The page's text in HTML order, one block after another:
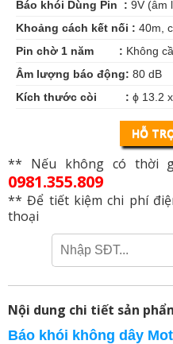
Báo khói Dùng Pin : 9V (âm
Khoảng cách kết nối : 40m,
Pin chờ 1 năm : Không
Âm lượng báo động: 80 dB
Kích thước còi : ϕ 13.2
HỖ
** Nếu không có thời
0981.355.809
** Để tiết kiệm chi phí
thoại
Nội dung chi tiết sản
Báo khói không dây